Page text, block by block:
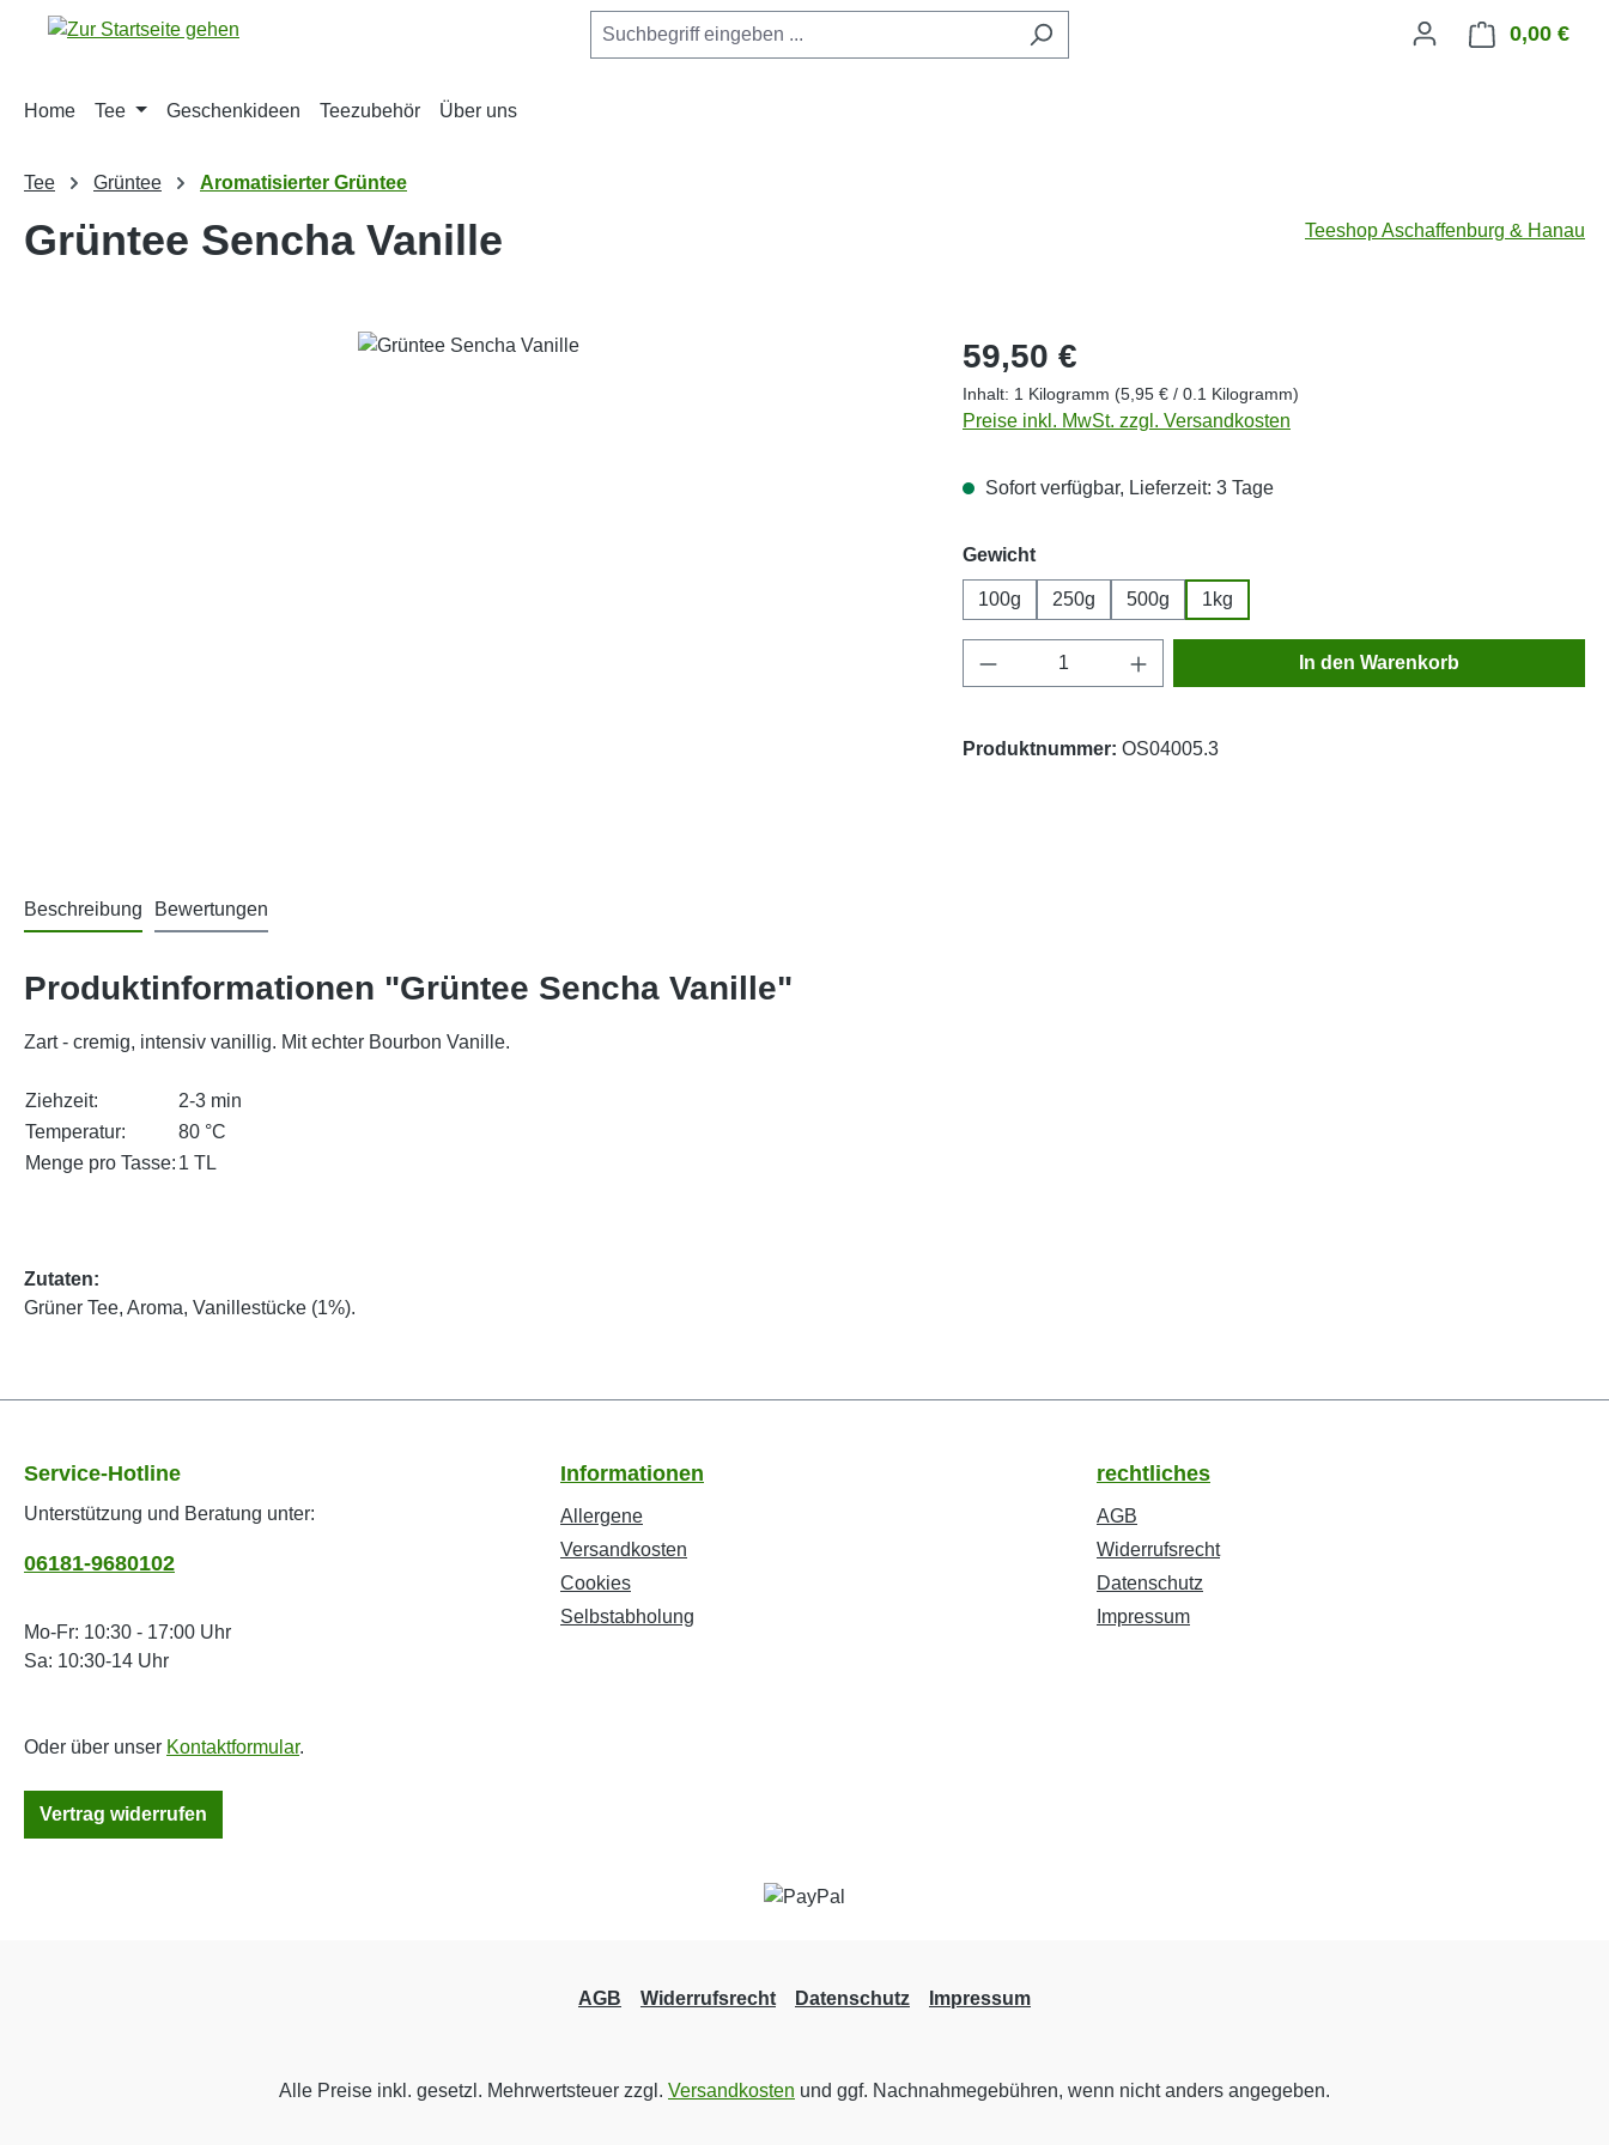
Hauptinhalt springen
Zur Suche springen
Zur Hauptnavigation springen 0,00 €
Home Tee Geschenkideen Teezubehör Über uns
Tee Grüntee Aromatisierter Grüntee
Grüntee Sencha Vanille Teeshop Aschaffenburg & Hanau
Regulärer Preis:
59,50 €
Inhalt: 1 Kilogramm (5,95 € / 0.1 Kilogramm)
Preise inkl. MwSt. zzgl. Versandkosten
Sofort verfügbar, Lieferzeit: 3 Tage
Gewichtauswählen
100g 250g 500g 1kg
Produkt Anzahl: Gib den gewünschten Wert ein
In den Warenkorb
Produktnummer: OS04005.3
Beschreibung Bewertungen
Produktinformationen "Grüntee Sencha Vanille"
Zart - cremig, intensiv vanillig. Mit echter Bourbon Vanille.
Ziehzeit:
2-3 min
Temperatur:
80 °C
Menge pro Tasse: 1 TL
Zutaten:
Grüner Tee, Aroma, Vanillestücke (1%).
Service-Hotline
Unterstützung und Beratung unter:
06181-9680102
Mo-Fr: 10:30 - 17:00 Uhr
Sa: 10:30-14 Uhr
Oder über unser Kontaktformular.
Vertrag widerrufen
Informationen
Allergene
Versandkosten
Cookies
Selbstabholung
rechtliches
AGB
Widerrufsrecht
Datenschutz
Impressum
AGB Widerrufsrecht Datenschutz Impressum
Alle Preise inkl. gesetzl. Mehrwertsteuer zzgl. Versandkosten und ggf. Nachnahmegebühren, wenn nicht anders angegeben.